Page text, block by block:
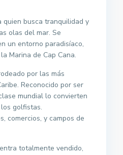
quien busca tranquilidad y
olas del mar. Se
un entorno paradisíaco,
Marina de Cap Cana.
por las más
Reconocido por ser
mundial lo convierten
golfistas.
comercios, y campos de
totalmente vendido,